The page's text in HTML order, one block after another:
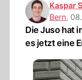
Kaspar
Bern,
Die Juso hat
es jetzt eine